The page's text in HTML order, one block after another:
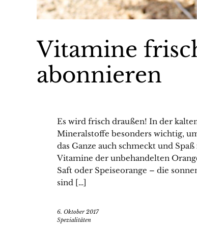
Vitamine
abonnieren
Es wird frisch draußen! In der
Mineralstoffe besonders wichtig,
das Ganze auch schmeckt und
Vitamine der unbehandelten
Saft oder Speiseorange – die
sind […]
6. Oktober 2017
Spezialitäten